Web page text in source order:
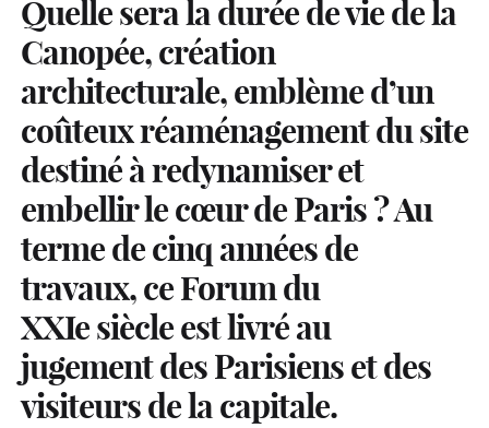
Quelle sera la durée de vie de la
Canopée, création
architecturale, emblème d’un
coûteux réaménagement du site
destiné à redynamiser et
embellir le cœur de Paris ? Au
terme de cinq années de
travaux, ce Forum du
XXIe siècle est livré au
jugement des Parisiens et des
visiteurs de la capitale.